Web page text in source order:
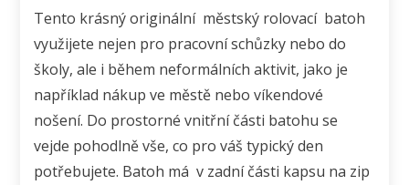
Tento krásný originální městský rolovací batoh
využijete nejen pro pracovní schůzky nebo do
školy, ale i během neformálních aktivit, jako je
například nákup ve městě nebo víkendové
nošení. Do prostorné vnitřní části batohu se
vejde pohodlně vše, co pro váš typický den
potřebujete. Batoh má v zadní části kapsu na zip